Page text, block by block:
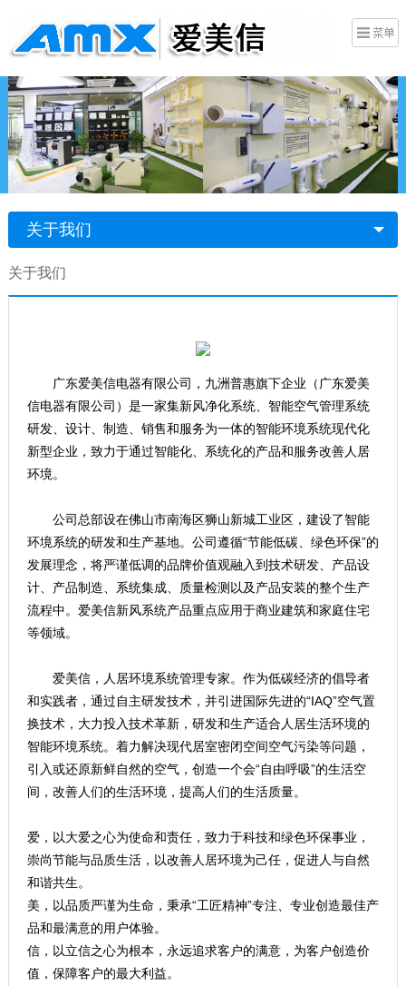
关于我们
关于我们
广东爱美信电器有限公司，九洲普惠旗下企业（ 广东爱美
信电器有限公司 ）是一家集新风净化系统、智能空气管理系统
研发、设计、制造、销售和服务为一体的智能环境系统现代化
新型企业，致力于通过智能化、系统化的产品和服务改善人居
环境。
公司总部设在佛山市南海区狮山新城工业区，建设了智能
环境系统的研发和生产基地。公司遵循“节能低碳、绿色环保”的
发展理念，将严谨低调的品牌价值观融入到技术研发、产品设
计、产品制造、系统集成、质量检测以及产品安装的整个生产
流程中。爱美信新风系统产品重点应用于商业建筑和家庭住宅
等领域。
爱美信，人居环境系统管理专家。作为低碳经济的倡导者
和实践者，通过自主研发技术，并引进国际先进的“IAQ”空气置
换技术，大力投入技术革新，研发和生产适合人居生活环境的
智能环境系统。着力解决现代居室密闭空间空气污染等问题，
引入或还原新鲜自然的空气，创造一个会“自由呼吸”的生活空
间，改善人们的生活环境，提高人们的生活质量。
爱，以大爱之心为使命和责任，致力于科技和绿色环保事业，
崇尚节能与品质生活，以改善人居环境为己任，促进人与自然
和谐共生。
美，以品质严谨为生命，秉承“工匠精神”专注、专业创造最佳产
品和最满意的用户体验。
信，以立信之心为根本，永远追求客户的满意，为客户创造价
值，保障客户的最大利益。